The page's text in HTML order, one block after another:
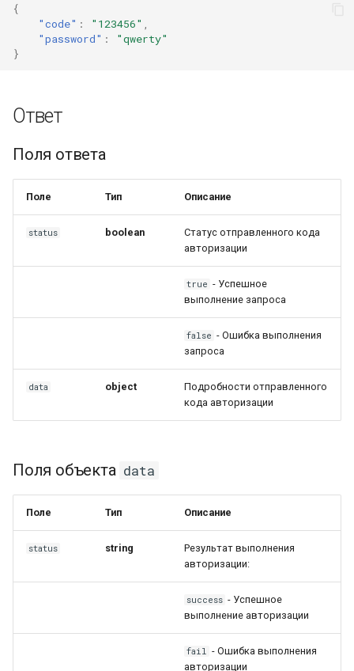
{
"code" : "123456" ,
"password" :
"qwerty"
}
Ответ
Поля ответа
Поле Тип Описание
status boolean
Статус отправленного кода
авторизации
true - Успешное
выполнение запроса
false - Ошибка выполнения
запроса
data object
Подробности отправленного
кода авторизации
Поля объекта data
Поле Тип Описание
status string
Результат выполнения
авторизации:
success - Успешное
выполнение авторизации
fail
- Ошибка выполнения
авторизации